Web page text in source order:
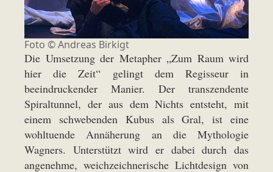
Foto ©Andreas Birkigt
Die Umsetzung der Metapher „Zum Raum wird
hier die Zeit“ gelingt dem Regisseur in
beeindruckender Manier. Der transzendente
Spiraltunnel, der aus dem Nichts entsteht, mit
einem schwebenden Kubus als Gral, ist eine
wohltuende Annäherung an die Mythologie
Wagners. Unterstützt wird er dabei durch das
angenehme, weichzeichnerische Lichtdesign von